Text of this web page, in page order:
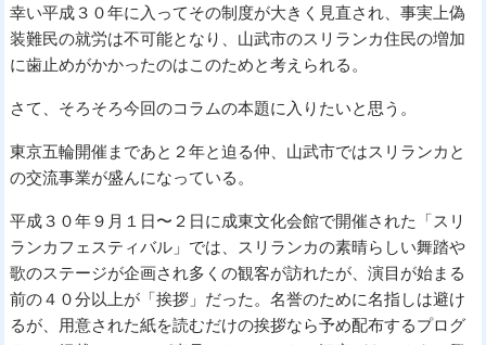
幸い平成３０年に入ってその制度が大きく見直され、事実上偽
装難民の就労は不可能となり、山武市のスリランカ住民の増加
に歯止めがかかったのはこのためと考えられる。
さて、そろそろ今回のコラムの本題に入りたいと思う。
東京五輪開催まであと２年と迫る仲、山武市ではスリランカと
の交流事業が盛んになっている。
平成３０年９月１日〜２日に成東文化会館で開催された「スリ
ランカフェスティバル」では、スリランカの素晴らしい舞踏や
歌のステージが企画され多くの観客が訪れたが、演目が始まる
前の４０分以上が「挨拶」だった。名誉のために名指しは避け
るが、用意された紙を読むだけの挨拶なら予め配布するプログ